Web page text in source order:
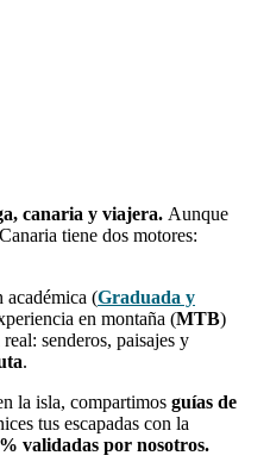
canaria y viajera. Aunque
tiene dos motores:
(Graduada y
en montaña (MTB)
senderos, paisajes y
.
la isla, compartimos guías de
tus escapadas con la
validadas por nosotros.